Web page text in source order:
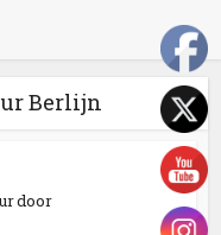
Berlijn
door